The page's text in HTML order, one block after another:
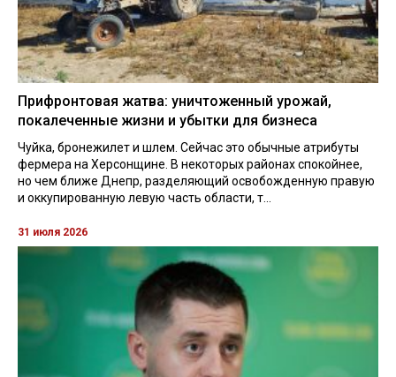
Прифронтовая жатва: уничтоженный урожай,
покалеченные жизни и убытки для бизнеса
Чуйка, бронежилет и шлем. Сейчас это обычные атрибуты
фермера на Херсонщине. В некоторых районах спокойнее,
но чем ближе Днепр, разделяющий освобожденную правую
и оккупированную левую часть области, т...
31 июля 2026